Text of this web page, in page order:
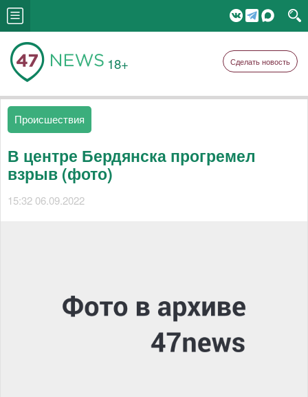
18+ Сделать новость
Происшествия
В центре Бердянска прогремел
взрыв (фото)
15:32 06.09.2022